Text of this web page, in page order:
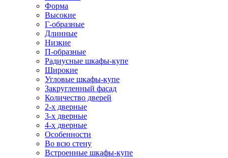
Форма
Высокие
Г-образные
Длинные
Низкие
П-образные
Радиусные шкафы-купе
Широкие
Угловые шкафы-купе
Закругленный фасад
Количество дверей
2-х дверные
3-х дверные
4-х дверные
Особенности
Во всю стену
Встроенные шкафы-купе